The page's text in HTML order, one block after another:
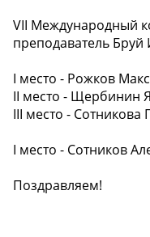
VII Международный
преподаватель Бруй
I место - Рожков
II место - Щербинин
III место - Сотникова
I место - Сотников
Поздравляем!